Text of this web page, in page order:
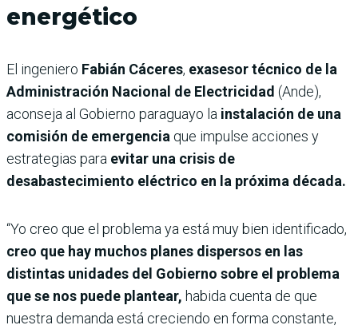
energético
El ingeniero Fabián Cáceres, exasesor técnico de la
Administración Nacional de Electricidad (Ande),
aconseja al Gobierno paraguayo la instalación de una
comisión de emergencia que impulse acciones y
estrategias para evitar una crisis de
desabastecimiento eléctrico en la próxima década.
“Yo creo que el problema ya está muy bien identificado,
creo que hay muchos planes dispersos en las
distintas unidades del Gobierno sobre el problema
que se nos puede plantear, habida cuenta de que
nuestra demanda está creciendo en forma constante,